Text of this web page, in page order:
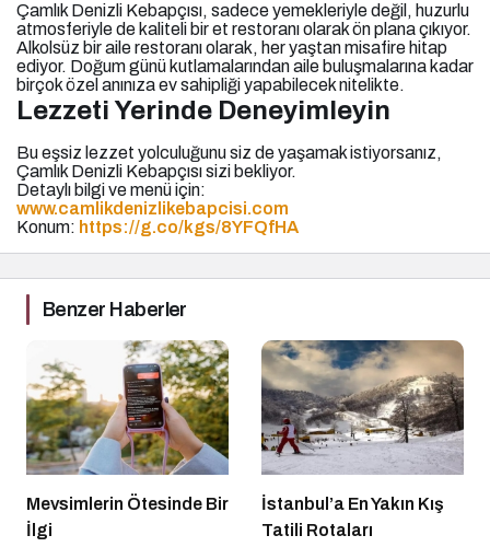
Çamlık Denizli Kebapçısı, sadece yemekleriyle değil, huzurlu
atmosferiyle de kaliteli bir et restoranı olarak ön plana çıkıyor.
Alkolsüz bir aile restoranı olarak, her yaştan misafire hitap
ediyor. Doğum günü kutlamalarından aile buluşmalarına kadar
birçok özel anınıza ev sahipliği yapabilecek nitelikte.
Lezzeti Yerinde Deneyimleyin
Bu eşsiz lezzet yolculuğunu siz de yaşamak istiyorsanız,
Çamlık Denizli Kebapçısı sizi bekliyor.
Detaylı bilgi ve menü için:
www.camlikdenizlikebapcisi.com
Konum: https://g.co/kgs/8YFQfHA
Benzer Haberler
Mevsimlerin Ötesinde Bir
İlgi
İstanbul’a En Yakın Kış
Tatili Rotaları